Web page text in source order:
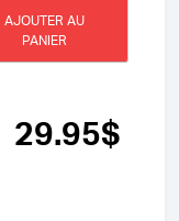
AJOUTER AU
PANIER
29.95$